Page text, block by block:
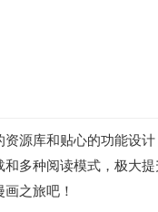
资源库和贴心的功能设
多种阅读模式，极大提
之旅吧！